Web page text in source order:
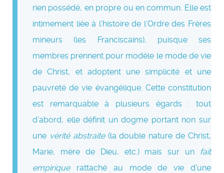
rien possédé, en propre ou en commun. Elle est
intimement liée à l’histoire de l’Ordre des Frères
mineurs (les Franciscains), puisque ses
membres prennent pour modèle le mode de vie
de Christ, et adoptent une simplicité et une
pauvreté de vie évangélique. Cette constitution
est remarquable à plusieurs égards : tout
d’abord, elle définit un dogme portant non sur
une vérité abstraite(la double nature de Christ,
Marie, mère de Dieu, etc.) mais sur un
fait
empiriquerattaché au mode de vie d’une